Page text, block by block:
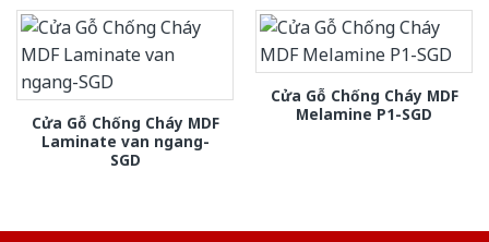
Cửa Gỗ Chống Cháy MDF
Laminate van ngang-
SGD
Cửa Gỗ Chống Cháy MDF
Melamine P1-SGD